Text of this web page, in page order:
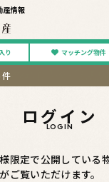
産情報
り マッチング物件
件
ログイン
LOGIN
限定で公開している
ご覧いただけます。